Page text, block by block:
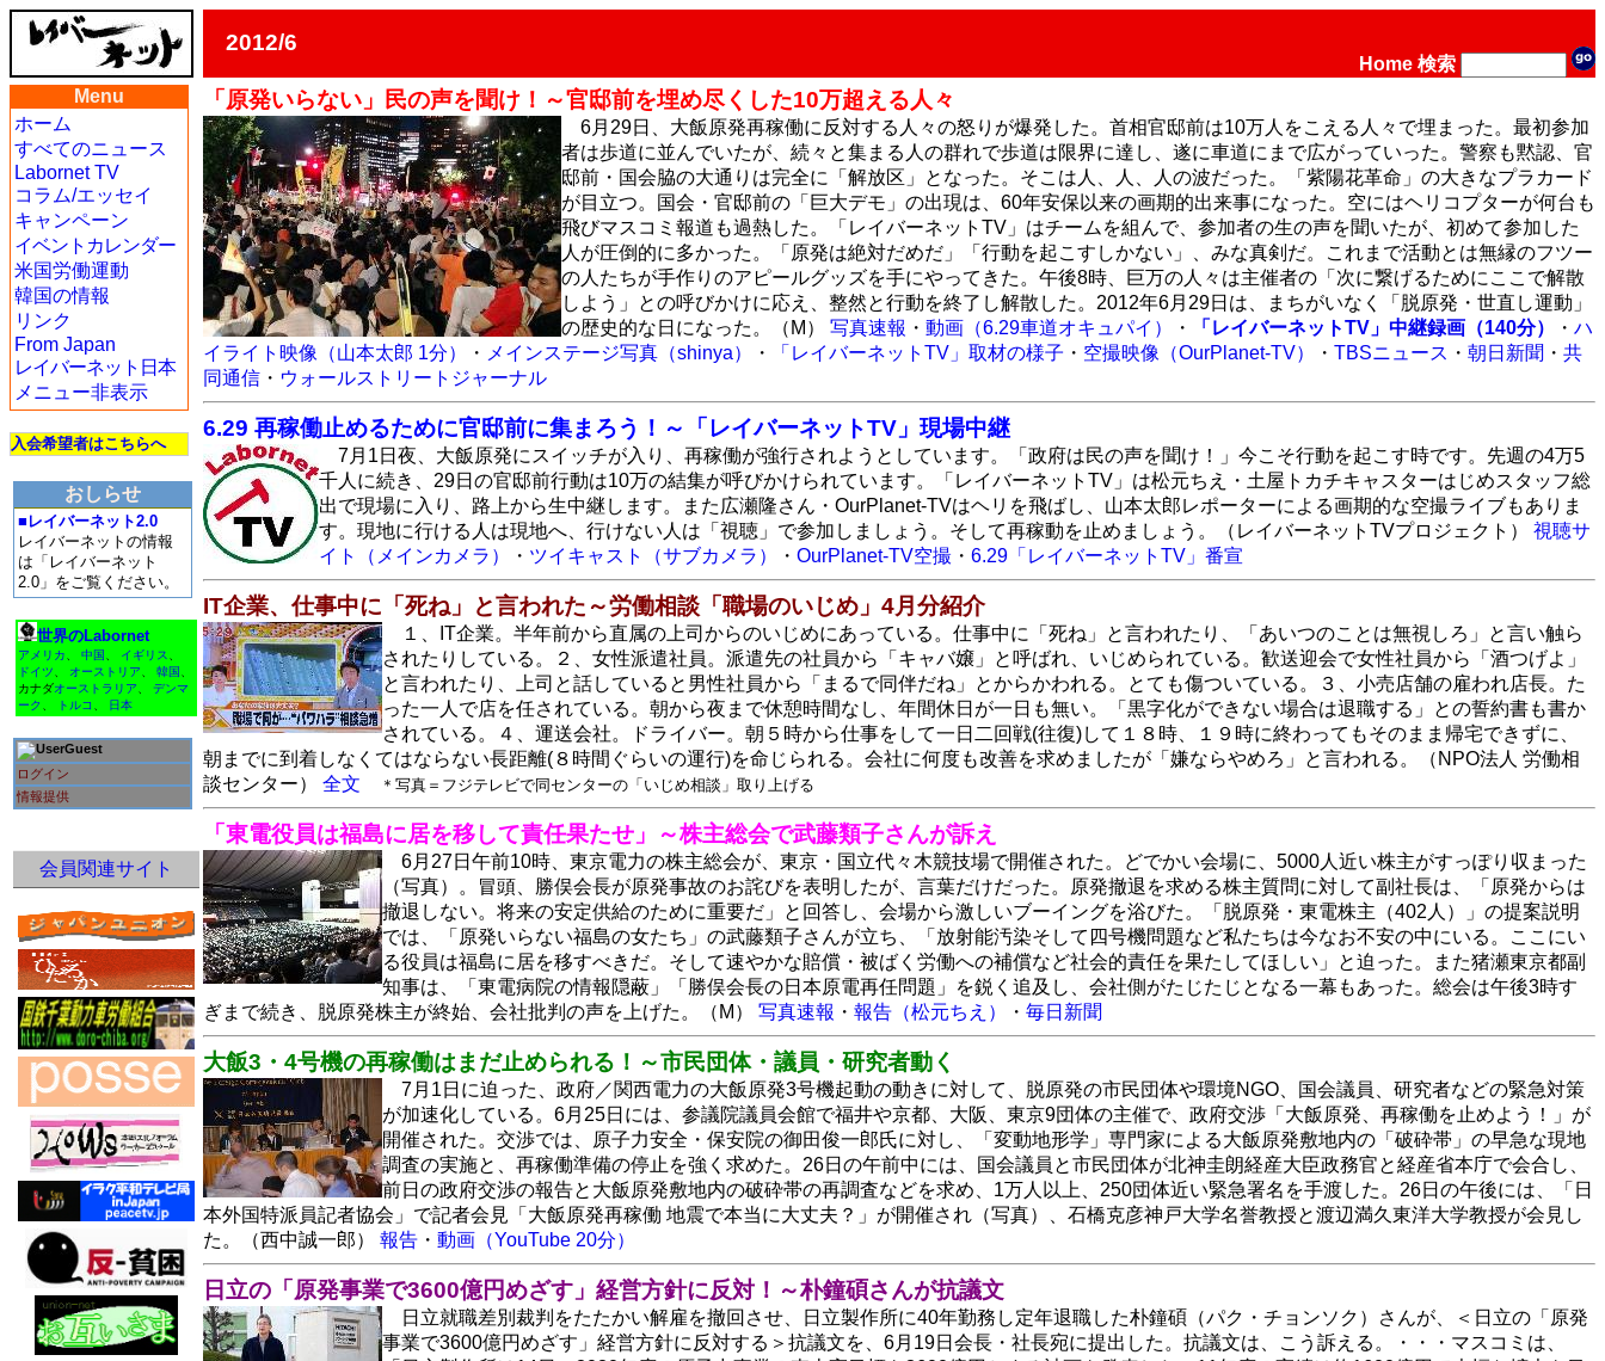
2012/6
Home 検索
Menu
ホーム
すべてのニュース
Labornet TV
コラム/エッセイ
キャンペーン
イベントカレンダー
米国労働運動
韓国の情報
リンク
From Japan
レイバーネット日本
メニュー非表示
入会希望者はこちらへ
おしらせ
■レイバーネット2.0
レイバーネットの情報
は「レイバーネット
2.0」をご覧ください。
世界のLabornet
アメリカ 中国 イギリス
ドイツ
オーストリア 韓国
カナダオーストラリア
デンマ
ーク
トルコ 日本
Guest
ログイン
情報提供
会員関連サイト
「原発いらない」民の声を聞け！～官邸前を埋め尽くした10万超える人々
6月29日、大飯原発再稼働に反対する人々の怒りが爆発した。首相官邸前は10万人をこえる人々で埋まった。最初参加
者は歩道に並んでいたが、続々と集まる人の群れで歩道は限界に達し、遂に車道にまで広がっていった。警察も黙認、官
邸前・国会脇の大通りは完全に「解放区」となった。そこは人、人、人の波だった。「紫陽花革命」の大きなプラカード
が目立つ。国会・官邸前の「巨大デモ」の出現は、60年安保以来の画期的出来事になった。空にはヘリコプターが何台も
飛びマスコミ報道も過熱した。「レイバーネットTV」はチームを組んで、参加者の生の声を聞いたが、初めて参加した
人が圧倒的に多かった。「原発は絶対だめだ」「行動を起こすしかない」、みな真剣だ。これまで活動とは無縁のフツー
の人たちが手作りのアピールグッズを手にやってきた。午後8時、巨万の人々は主催者の「次に繋げるためにここで解散
しよう」との呼びかけに応え、整然と行動を終了し解散した。2012年6月29日は、まちがいなく「脱原発・世直し運動」
の歴史的な日になった。（M） 写真速報 ・ 動画（6.29車道オキュパイ） ・ 「レイバーネットTV」中継録画（140分） ・ ハ
イライト映像（山本太郎 1分）
・ メインステージ写真（shinya） ・ 「レイバーネットTV」取材の様子 ・ 空撮映像（OurPlanet-TV） ・ TBSニュース ・ 朝日新聞 ・ 共
同通信 ・ ウォールストリートジャーナル
6.29 再稼働止めるために官邸前に集まろう！～「レイバーネットTV」現場中継
7月1日夜、大飯原発にスイッチが入り、再稼働が強行されようとしています。「政府は民の声を聞け！」今こそ行動を起こす時です。先週の4万5
千人に続き、29日の官邸前行動は10万の結集が呼びかけられています。「レイバーネットTV」は松元ちえ・土屋トカチキャスターはじめスタッフ総
出で現場に入り、路上から生中継します。また広瀬隆さん・OurPlanet-TVはヘリを飛ばし、山本太郎レポーターによる画期的な空撮ライブもありま
す。現地に行ける人は現地へ、行けない人は「視聴」で参加しましょう。そして再稼動を止めましょう。（レイバーネットTVプロジェクト） 視聴サ
イト（メインカメラ）
・ ツイキャスト（サブカメラ） ・ OurPlanet-TV空撮 ・ 6.29「レイバーネットTV」番宣
IT企業、仕事中に「死ね」と言われた～労働相談「職場のいじめ」4月分紹介
１、IT企業。半年前から直属の上司からのいじめにあっている。仕事中に「死ね」と言われたり、「あいつのことは無視しろ」と言い触ら
されたりしている。２、女性派遣社員。派遣先の社員から「キャバ嬢」と呼ばれ、いじめられている。歓送迎会で女性社員から「酒つげよ」
と言われたり、上司と話していると男性社員から「まるで同伴だね」とからかわれる。とても傷ついている。３、小売店舗の雇われ店長。た
った一人で店を任されている。朝から夜まで休憩時間なし、年間休日が一日も無い。「黒字化ができない場合は退職する」との誓約書も書か
されている。４、運送会社。ドライバー。朝５時から仕事をして一日二回戦(往復)して１８時、１９時に終わってもそのまま帰宅できずに、
朝までに到着しなくてはならない長距離(８時間ぐらいの運行)を命じられる。会社に何度も改善を求めましたが「嫌ならやめろ」と言われる。（NPO法人 労働相
談センター） 全文 ＊写真＝フジテレビで同センターの「いじめ相談」取り上げる
「東電役員は福島に居を移して責任果たせ」～株主総会で武藤類子さんが訴え
6月27日午前10時、東京電力の株主総会が、東京・国立代々木競技場で開催された。どでかい会場に、5000人近い株主がすっぽり収まった
（写真）。冒頭、勝俣会長が原発事故のお詫びを表明したが、言葉だけだった。原発撤退を求める株主質問に対して副社長は、「原発からは
撤退しない。将来の安定供給のために重要だ」と回答し、会場から激しいブーイングを浴びた。「脱原発・東電株主（402人）」の提案説明
では、「原発いらない福島の女たち」の武藤類子さんが立ち、「放射能汚染そして四号機問題など私たちは今なお不安の中にいる。ここにい
る役員は福島に居を移すべきだ。そして速やかな賠償・被ばく労働への補償など社会的責任を果たしてほしい」と迫った。また猪瀬東京都副
知事は、「東電病院の情報隠蔽」「勝俣会長の日本原電再任問題」を鋭く追及し、会社側がたじたじとなる一幕もあった。総会は午後3時す
ぎまで続き、脱原発株主が終始、会社批判の声を上げた。（M） 写真速報 ・ 報告（松元ちえ） ・ 毎日新聞
大飯3・4号機の再稼働はまだ止められる！～市民団体・議員・研究者動く
7月1日に迫った、政府／関西電力の大飯原発3号機起動の動きに対して、脱原発の市民団体や環境NGO、国会議員、研究者などの緊急対策
が加速化している。6月25日には、参議院議員会館で福井や京都、大阪、東京9団体の主催で、政府交渉「大飯原発、再稼働を止めよう！」が
開催された。交渉では、原子力安全・保安院の御田俊一郎氏に対し、「変動地形学」専門家による大飯原発敷地内の「破砕帯」の早急な現地
調査の実施と、再稼働準備の停止を強く求めた。26日の午前中には、国会議員と市民団体が北神圭朗経産大臣政務官と経産省本庁で会合し、
前日の政府交渉の報告と大飯原発敷地内の破砕帯の再調査などを求め、1万人以上、250団体近い緊急署名を手渡した。26日の午後には、「日
本外国特派員記者協会」で記者会見「大飯原発再稼働 地震で本当に大丈夫？」が開催され（写真）、石橋克彦神戸大学名誉教授と渡辺満久東洋大学教授が会見し
た。（西中誠一郎） 報告 ・ 動画（YouTube 20分）
日立の「原発事業で3600億円めざす」経営方針に反対！～朴鐘碩さんが抗議文
日立就職差別裁判をたたかい解雇を撤回させ、日立製作所に40年勤務し定年退職した朴鐘碩（パク・チョンソク）さんが、＜日立の「原発
事業で3600億円めざす」経営方針に反対する＞抗議文を、6月19日会長・社長宛に提出した。抗議文は、こう訴える。・・・マスコミは、